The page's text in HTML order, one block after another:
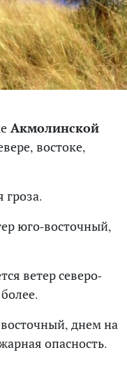
Акмолинской
востоке,
гроза.
юго-восточный,
ветер северо-
днем на
опасность.